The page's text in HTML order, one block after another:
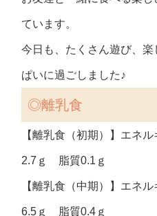
ています。
今日も、たくさん遊び、
ぱいに過ごしました♪
◎離乳食
【離乳食（初期）】エネ
2.7ｇ 脂質0.1ｇ
【離乳食（中期）】エネ
6.5ｇ 脂質0.4ｇ